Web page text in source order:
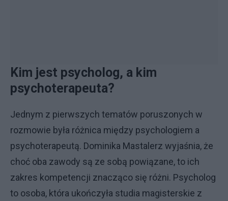
Kim jest psycholog, a kim
psychoterapeuta?
Jednym z pierwszych tematów poruszonych w
rozmowie była różnica między psychologiem a
psychoterapeutą. Dominika Mastalerz wyjaśnia, że
choć oba zawody są ze sobą powiązane, to ich
zakres kompetencji znacząco się różni. Psycholog
to osoba, która ukończyła studia magisterskie z